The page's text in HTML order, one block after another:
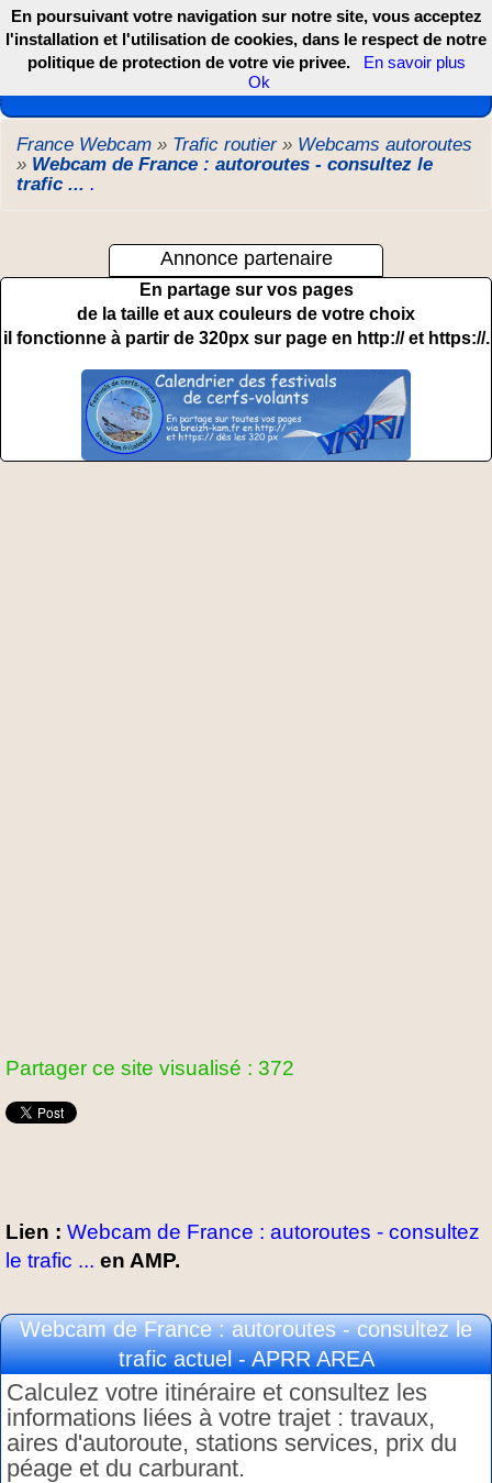
Les webcams de France, DOM TOM et COM
France Webcam » Trafic routier» Webcams autoroutes
» Webcam de France : autoroutes - consultez le
trafic ... .
Annonce partenaire
En partage sur vos pages
de la taille et aux couleurs de votre choix
il fonctionne à partir de 320px sur page en http:// et https://.
Partager ce site visualisé : 372
Lien : Webcam de France : autoroutes - consultez
le trafic ... en AMP.
Webcam de France : autoroutes - consultez le
trafic actuel - APRR AREA
Calculez votre itinéraire et consultez les
informations liées à votre trajet : travaux,
aires d'autoroute, stations services, prix du
péage et du carburant.
En poursuivant votre navigation sur notre site, vous acceptez
l'installation et l'utilisation de cookies, dans le respect de notre
politique de protection de votre vie privee.
En savoir plus
Ok